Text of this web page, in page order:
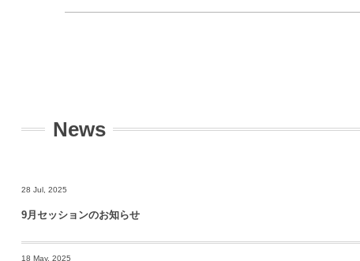
News
28 Jul, 2025
9月セッションのお知らせ
18 May, 2025